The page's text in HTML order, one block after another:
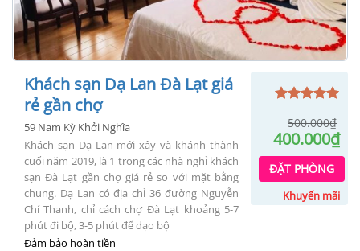
Khách sạn Dạ Lan Đà Lạt giá
rẻ gần chợ
59 Nam Kỳ Khởi Nghĩa
Khách sạn Dạ Lan mới xây và khánh thành
cuối năm 2019, là 1 trong các nhà nghỉ khách
sạn Đà Lạt gần chợ giá rẻ so với mặt bằng
chung. Dạ Lan có địa chỉ 36 đường Nguyễn
Chí Thanh, chỉ cách chợ Đà Lạt khoảng 5-7
phút đi bộ, 3-5 phút để dạo bộ
Đảm bảo hoàn tiền
hạng5.00
5 sao
500.000₫
là:
400.000₫
tại
là:
ĐẶT PHÒNG
Khuyến mãi